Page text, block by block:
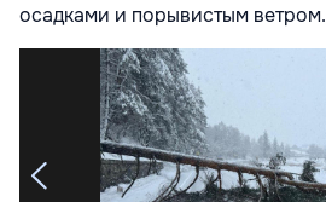
осадками и порывистым ветром.